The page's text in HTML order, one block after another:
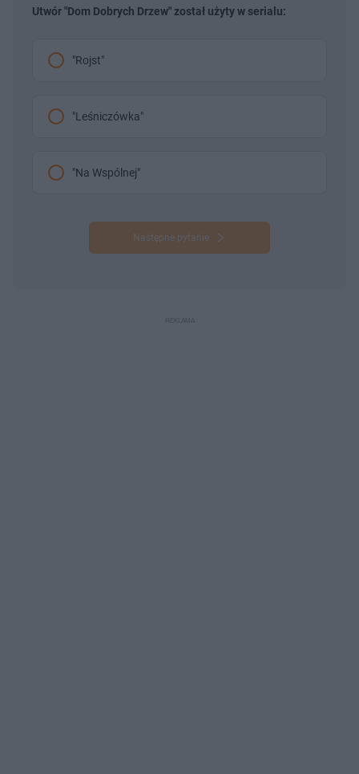
Utwór "Dom Dobrych Drzew" został użyty w serialu:
"Rojst"
"Leśniczówka"
"Na Wspólnej"
Następne pytanie